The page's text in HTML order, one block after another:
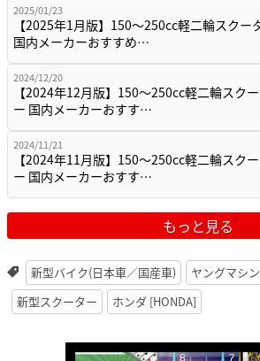
2025/01/23
【2025年1月版】150～250cc軽二輪スクー
国内メーカーおすすめ…
2024/12/20
【2024年12月版】150～250cc軽二輪スク
ー 国内メーカーおすす…
2024/11/21
【2024年11月版】150～250cc軽二輪スク
ー 国内メーカーおすす…
もっと見る
新型バイク(日本車／国産車) ヤングマシン
新型スクーター
ホンダ [HONDA]